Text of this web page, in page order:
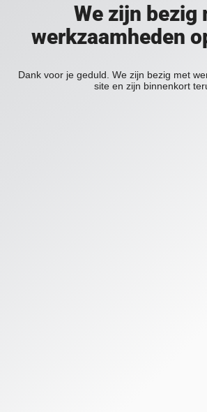
We zijn bezig
werkzaamheden
Dank voor je geduld. We zijn bezig met
site en zijn binnenkort